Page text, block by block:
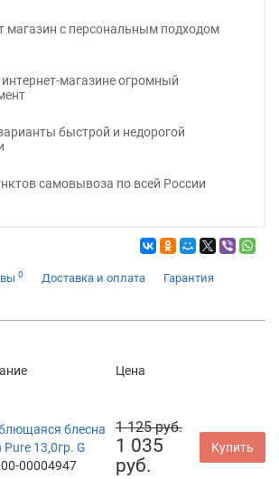
магазин с персональным подходом
магазине огромный
быстрой и недорогой
самовывоза по всей России
0 Доставка и оплата Гарантия
Цена
блесна
Pure 13,0гр. G
00004947
1 125 руб.
1 035
руб.
Купить